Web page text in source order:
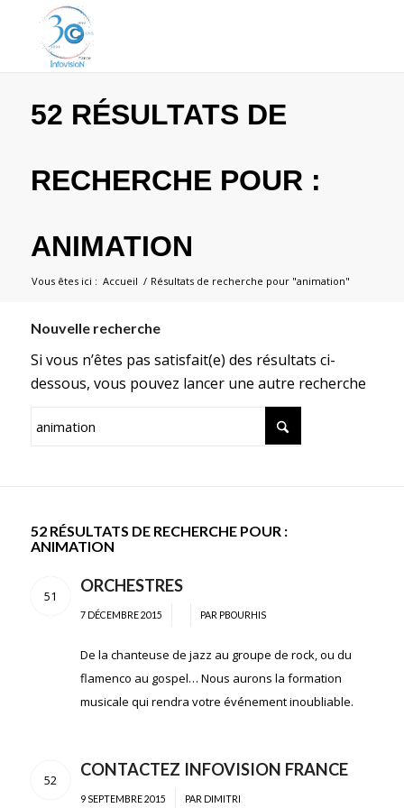
52 RÉSULTATS DE
RECHERCHE POUR :
ANIMATION
Vous êtes ici : Accueil / Résultats de recherche pour "animation"
Nouvelle recherche
Si vous n’êtes pas satisfait(e) des résultats ci-
dessous, vous pouvez lancer une autre recherche
52 RÉSULTATS DE RECHERCHE POUR :
ANIMATION
51
ORCHESTRES
7 DÉCEMBRE 2015
/ PAR PBOURHIS
De la chanteuse de jazz au groupe de rock, ou du
flamenco au gospel… Nous aurons la formation
musicale qui rendra votre événement inoubliable.
52
CONTACTEZ INFOVISION FRANCE
9 SEPTEMBRE 2015 PAR DIMITRI